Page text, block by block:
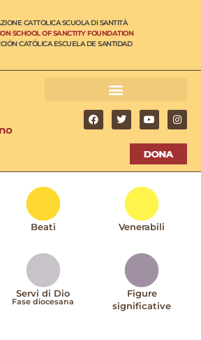
CATTOLICA SCUOLA DI SANTITÀ
SCHOOL OF SANCTITY FOUNDATION
CATÓLICA ESCUELA DE SANTIDAD
Beati Venerabili
Servi di Dio
Fase diocesana
Figure
significative